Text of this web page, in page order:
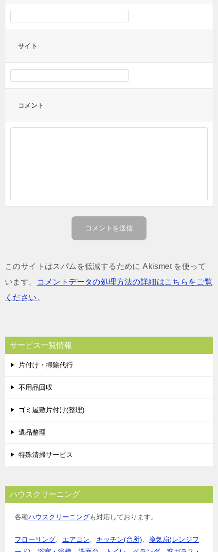
サイト
コメント
このサイトはスパムを低減するために Akismet を使って
います。
コメントデータの処理方法の詳細はこちらをご覧
ください。
サービス一覧情報
片付け・掃除代行
不用品回収
ゴミ屋敷片付け(整理)
遺品整理
特殊清掃サービス
ハウスクリーニング
各種ハウスクリーニングも対応しております。
フローリング、 エアコン、 キッチン(台所)、 換気扇(レンジフ